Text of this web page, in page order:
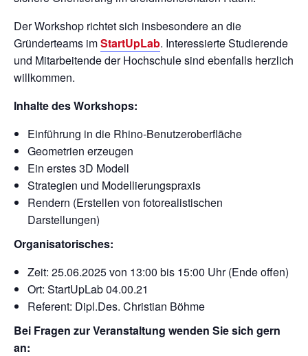
Der Workshop richtet sich insbesondere an die
Gründerteams imStartUpLab. Interessierte Studierende
und Mitarbeitende der Hochschule sind ebenfalls herzlich
willkommen.
Inhalte des Workshops:
Einführung in die Rhino-Benutzeroberfläche
Geometrien erzeugen
Ein erstes 3D Modell
Strategien und Modellierungspraxis
Rendern (Erstellen von fotorealistischen
Darstellungen)
Organisatorisches:
Zeit: 25.06.2025 von 13:00 bis 15:00 Uhr (Ende offen)
Ort: StartUpLab 04.00.21
Referent: Dipl.Des. Christian Böhme
Bei Fragen zur Veranstaltung wenden Sie sich gern
an: